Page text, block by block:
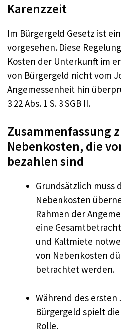
Karenzzeit
Im Bürgergeld Gesetz ist
vorgesehen. Diese
Kosten der Unterkunft im
von Bürgergeld nicht vom
Angemessenheit hin
3 22 Abs. 1 S. 3 SGB II.
Zusammenfassung
Nebenkosten, die
bezahlen sind
Grundsätzlich muss
Nebenkosten
Rahmen der
eine
und Kaltmiete
von Nebenkosten
betrachtet werden.
Während des ersten
Bürgergeld spielt
Rolle.